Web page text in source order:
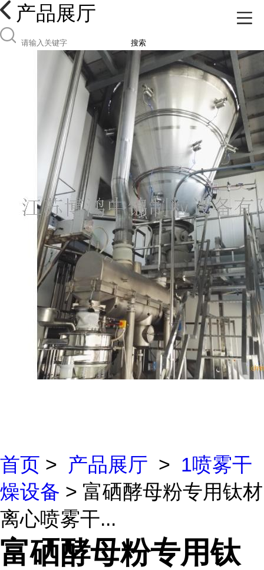
产品展厅
搜索
首页 > 产品展厅 > 1喷雾干
燥设备 > 富硒酵母粉专用钛材
离心喷雾干...
富硒酵母粉专用钛